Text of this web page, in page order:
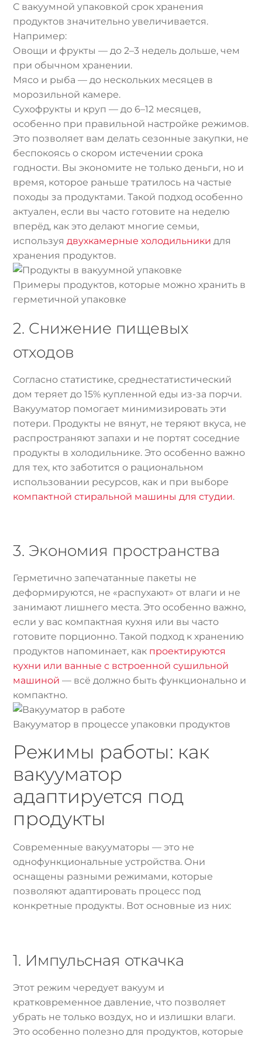
С вакуумной упаковкой срок хранения
продуктов значительно увеличивается.
Например:
Овощи и фрукты — до 2–3 недель дольше, чем
при обычном хранении.
Мясо и рыба — до нескольких месяцев в
морозильной камере.
Сухофрукты и круп — до 6–12 месяцев,
особенно при правильной настройке режимов.
Это позволяет вам делать сезонные закупки, не
беспокоясь о скором истечении срока
годности. Вы экономите не только деньги, но и
время, которое раньше тратилось на частые
походы за продуктами. Такой подход особенно
актуален, если вы часто готовите на неделю
вперёд, как это делают многие семьи,
используя двухкамерные холодильники для
хранения продуктов.
Примеры продуктов, которые можно хранить в
герметичной упаковке
2. Снижение пищевых
отходов
Согласно статистике, среднестатистический
дом теряет до 15% купленной еды из-за порчи.
Вакууматор помогает минимизировать эти
потери. Продукты не вянут, не теряют вкуса, не
распространяют запахи и не портят соседние
продукты в холодильнике. Это особенно важно
для тех, кто заботится о рациональном
использовании ресурсов, как и при выборе
компактной стиральной машины для студии.
3. Экономия пространства
Герметично запечатанные пакеты не
деформируются, не «распухают» от влаги и не
занимают лишнего места. Это особенно важно,
если у вас компактная кухня или вы часто
готовите порционно. Такой подход к хранению
продуктов напоминает, как проектируются
кухни или ванные с встроенной сушильной
машиной — всё должно быть функционально и
компактно.
Вакууматор в процессе упаковки продуктов
Режимы работы: как
вакууматор
адаптируется под
продукты
Современные вакууматоры — это не
однофункциональные устройства. Они
оснащены разными режимами, которые
позволяют адаптировать процесс под
конкретные продукты. Вот основные из них:
1. Импульсная откачка
Этот режим чередует вакуум и
кратковременное давление, что позволяет
убрать не только воздух, но и излишки влаги.
Это особенно полезно для продуктов, которые